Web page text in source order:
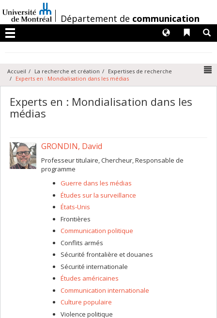
au
contenu
/Département de communication
Menu
Liens
Langues
Accueil La recherche et création
Expertises de recherche
Experts en : Mondialisation dans les médias
Experts en : Mondialisation dans les
médias
GRONDIN, David
Professeur titulaire, Chercheur, Responsable de
programme
Guerre dans les médias
Études sur la surveillance
États-Unis
Frontières
Communication politique
Conflits armés
Sécurité frontalière et douanes
Sécurité internationale
Études américaines
Communication internationale
Culture populaire
Violence politique